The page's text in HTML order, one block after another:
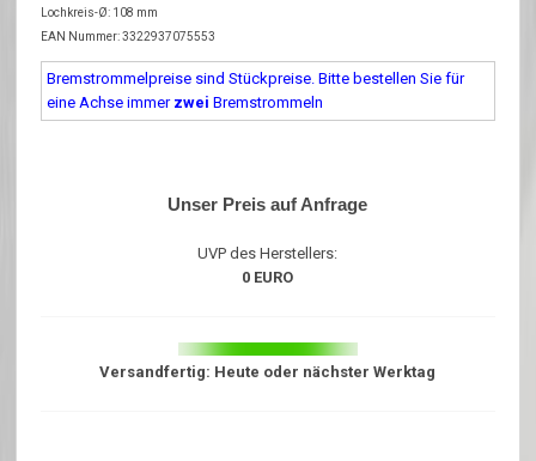
Lochkreis-Ø: 108 mm
EAN Nummer: 3322937075553
Bremstrommelpreise sind Stückpreise. Bitte bestellen Sie für
eine Achse immer zwei Bremstrommeln
Unser Preis auf Anfrage
UVP des Herstellers:
0 EURO
Versandfertig: Heute oder nächster Werktag